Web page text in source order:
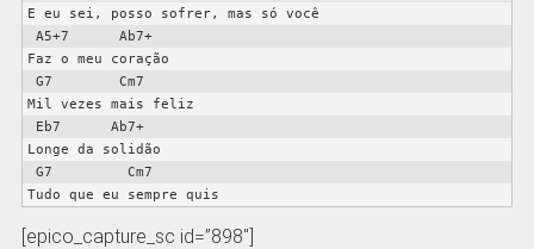
E eu sei, posso sofrer, mas só você
Faz o meu coração
Mil vezes mais feliz
Longe da solidão
[epico_capture_sc id=”898″]